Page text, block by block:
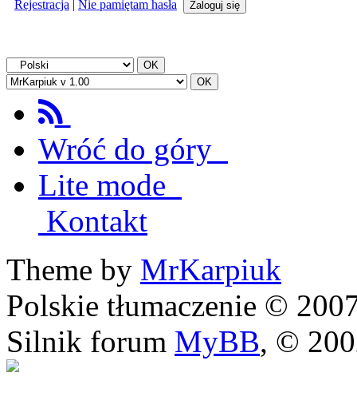
Rejestracja | Nie pamiętam hasła
Wróć do góry
Lite mode
Kontakt
Theme by MrKarpiuk
Polskie tłumaczenie ©
Silnik forum MyBB, ©